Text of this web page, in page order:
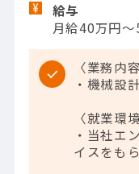
給与
月給40万円
〈業務内
・機械設
〈就業環
・当社エ
イスをも